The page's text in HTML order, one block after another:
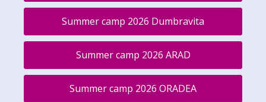
Summer camp 2026 Dumbravita
Summer camp 2026 ARAD
Summer camp 2026 ORADEA